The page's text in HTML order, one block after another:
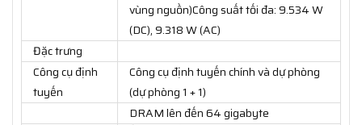
vùng nguồn)Công suất tối đa: 9.534 W
(DC), 9.318 W (AC)
Đặc trưng
Công cụ định
tuyến
Công cụ định tuyến chính và dự phòng
(dự phòng 1 + 1)
DRAM lên đến 64 gigabyte